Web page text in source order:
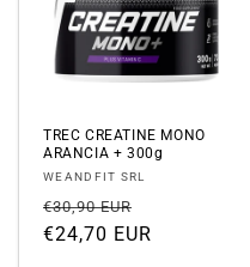
TREC CREATINE MONO
ARANCIA + 300g
Fornitore:
WEANDFIT SRL
Prezzo
di
€30,90 EUR
scontato
€24,70 EUR